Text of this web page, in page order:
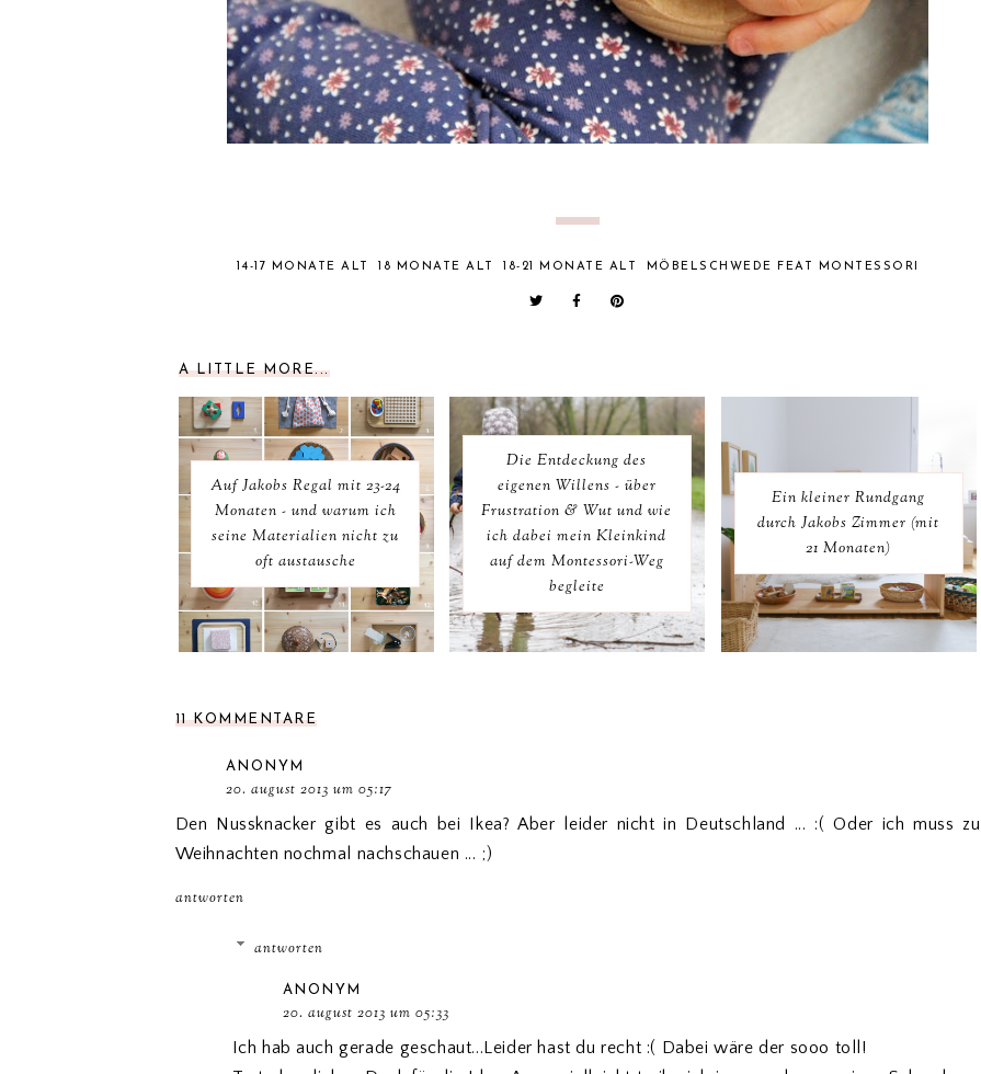
14-17 MONATE ALT 18 MONATE ALT 18-21 MONATE ALT MÖBELSCHWEDE FEAT MONTESSORI
A LITTLE MORE...
Auf Jakobs Regal mit 23-24
Monaten - und warum ich
seine Materialien nicht zu
oft austausche
Die Entdeckung des
eigenen Willens - über
Frustration & Wut und wie
ich dabei mein Kleinkind
auf dem Montessori-Weg
begleite
Ein kleiner Rundgang
durch Jakobs Zimmer (mit
21 Monaten)
11 KOMMENTARE
ANONYM
20. august 2013 um 05:17
Den Nussknacker gibt es auch bei Ikea? Aber leider nicht in Deutschland ... :( Oder ich muss zu
Weihnachten nochmal nachschauen ... ;)
antworten
antworten
ANONYM
20. august 2013 um 05:33
Ich hab auch gerade geschaut...Leider hast du recht :( Dabei wäre der sooo toll!